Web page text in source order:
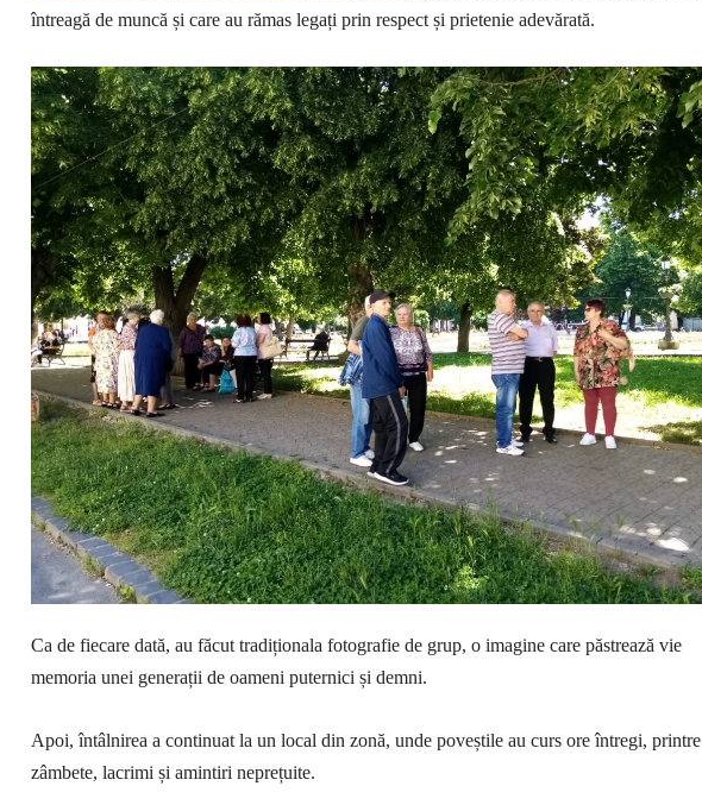
întreagă de muncă și care au rămas legați prin respect și prietenie adevărată.
Ca de fiecare dată, au făcut tradiționala fotografie de grup, o imagine care păstrează vie
memoria unei generații de oameni puternici și demni.
Apoi, întâlnirea a continuat la un local din zonă, unde poveștile au curs ore întregi, printre
zâmbete, lacrimi și amintiri neprețuite.